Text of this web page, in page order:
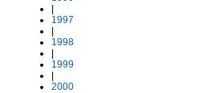
1997
1998
1999
2000